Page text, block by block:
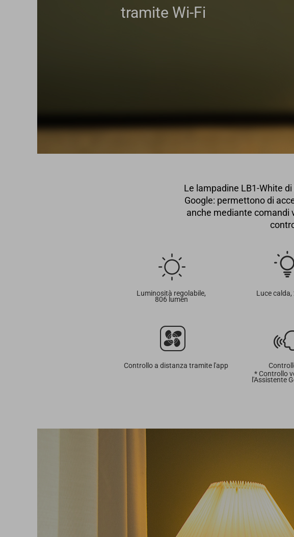
tramite Wi-Fi
Le lampadine LB1-White
Google: permettono di
anche mediante comandi
Luminosità regolabile,
806 lumen
Luce calda,
Controllo a distanza tramite l'app
* Controllo
l'Assistente